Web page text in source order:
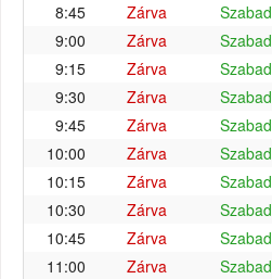
8:45
Zárva Szabad
9:00
Zárva Szabad
9:15
Zárva Szabad
9:30
Zárva Szabad
9:45
Zárva Szabad
10:00
Zárva Szabad
10:15
Zárva Szabad
10:30
Zárva Szabad
10:45
Zárva Szabad
11:00
Zárva Szabad